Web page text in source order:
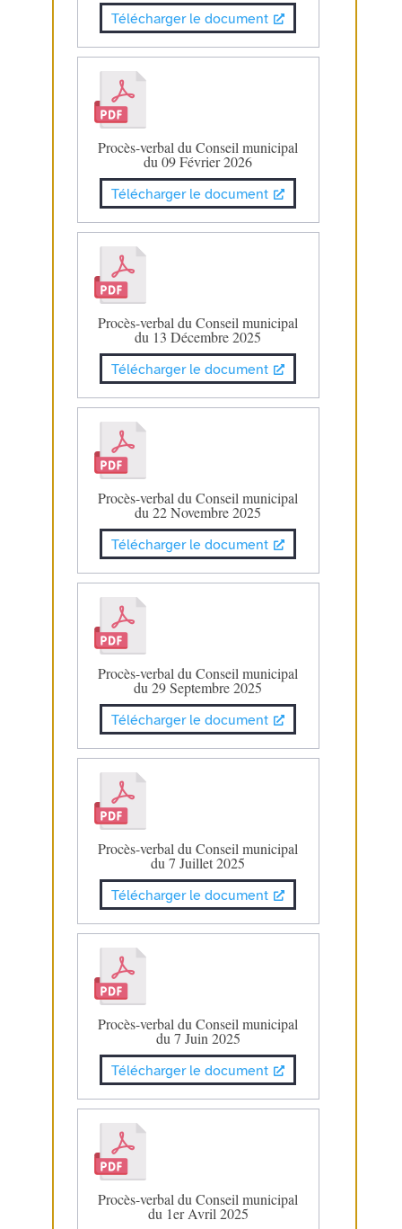
Télécharger le document
Procès-verbal du Conseil municipal
du 09 Février 2026
Télécharger le document
Procès-verbal du Conseil municipal
du 13 Décembre 2025
Télécharger le document
Procès-verbal du Conseil municipal
du 22 Novembre 2025
Télécharger le document
Procès-verbal du Conseil municipal
du 29 Septembre 2025
Télécharger le document
Procès-verbal du Conseil municipal
du 7 Juillet 2025
Télécharger le document
Procès-verbal du Conseil municipal
du 7 Juin 2025
Télécharger le document
Procès-verbal du Conseil municipal
du 1er Avril 2025